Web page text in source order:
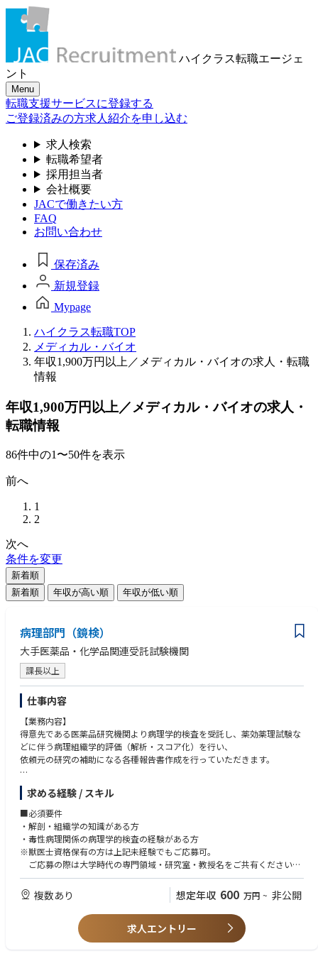
ハイクラス転職エージェ
ント
Menu
転職支援サービスに登録する
ご登録済みの方求人紹介を申し込む
求人検索
転職希望者
採用担当者
会社概要
JACで働きたい方
FAQ
お問い合わせ
保存済み
新規登録
Mypage
ハイクラス転職TOP
メディカル・バイオ
年収1,900万円以上／メディカル・バイオの求人・転職
情報
年収1,900万円以上／メディカル・バイオの求人・
転職情報
86件中の1〜50件を表示
前へ
1
2
次へ
条件を変更
新着順
新着順
年収が高い順 年収が低い順
病理部門（鏡検）
大手医薬品・化学品関連受託試験機関
課長以上
仕事内容
【業務内容】
得意先である医薬品研究機関より病理学的検査を受託し、薬効薬理試験な
どに伴う病理組織学的評価（解析・スコア化）を行い、
依頼元の研究の補助になる各種報告書作成を行っていただきます。
医薬品や医療用具関連以外にも、アカデミアを含めて医学、歯学関係の学
術研究用や学会発表用などにおける病理組織学的評価（鏡検）も行いま
す。
求める経験 / スキル
■必須要件
・解剖・組織学の知識がある方
・毒性病理関係の病理学的検査の経験がある方
※獣医士資格保有の方は上記未経験でもご応募可。
ご応募の際は大学時代の専門領域・研究室・教授名をご共有ください
■歓迎要件
・鏡検のご経験者
・病理学の総論程度の知識のある方
複数あり 想定年収 600 万円 ~ 非公開
求人エントリー